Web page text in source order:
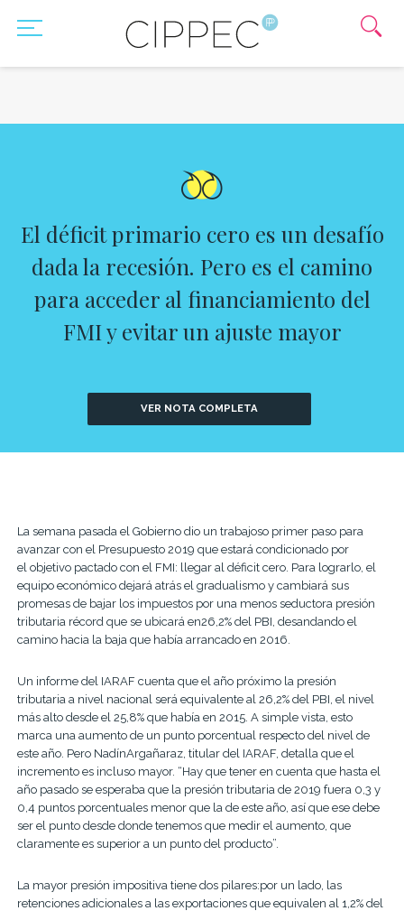
El déficit primario cero es un desafío
dada la recesión. Pero es el camino
para acceder al financiamiento del
FMI y evitar un ajuste mayor
VER NOTA COMPLETA
La semana pasada el Gobierno dio un trabajoso primer paso para
avanzar con el Presupuesto 2019 que estará condicionado por
el objetivo pactado con el FMI: llegar al déficit cero. Para lograrlo, el
equipo económico dejará atrás el gradualismo y cambiará sus
promesas de bajar los impuestos por una menos seductora presión
tributaria récord que se ubicará en26,2% del PBI, desandando el
camino hacia la baja que había arrancado en 2016.
Un informe del IARAF cuenta que el año próximo la presión
tributaria a nivel nacional será equivalente al 26,2% del PBI, el nivel
más alto desde el 25,8% que había en 2015. A simple vista, esto
marca una aumento de un punto porcentual respecto del nivel de
este año. Pero NadínArgañaraz, titular del IARAF, detalla que el
incremento es incluso mayor. “Hay que tener en cuenta que hasta el
año pasado se esperaba que la presión tributaria de 2019 fuera 0,3 y
0,4 puntos porcentuales menor que la de este año, así que ese debe
ser el punto desde donde tenemos que medir el aumento, que
claramente es superior a un punto del producto”.
La mayor presión impositiva tiene dos pilares:por un lado, las
retenciones adicionales a las exportaciones que equivalen al 1,2% del